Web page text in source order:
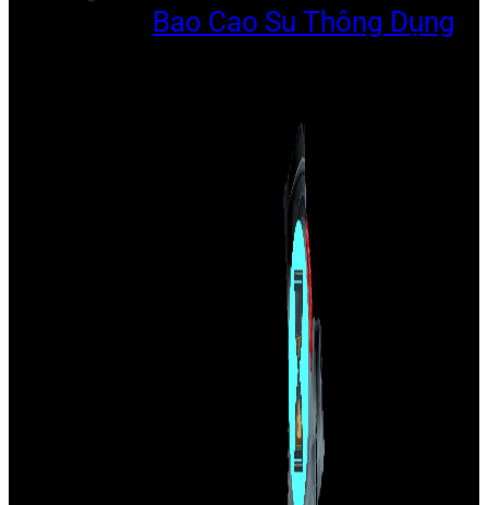
Bao Cao Su Thông Dụng